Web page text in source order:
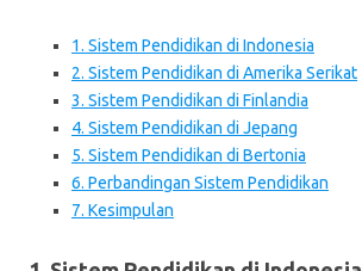
1. Sistem Pendidikan di Indonesia
2. Sistem Pendidikan di Amerika Serikat
3. Sistem Pendidikan di Finlandia
4. Sistem Pendidikan di Jepang
5. Sistem Pendidikan di Bertonia
6. Perbandingan Sistem Pendidikan
7. Kesimpulan